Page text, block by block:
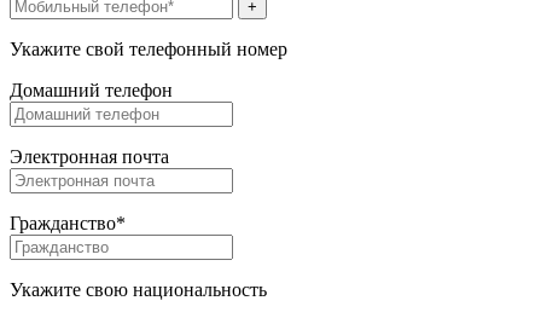
+
Укажите свой телефонный номер
Домашний телефон
Электронная почта
Гражданство*
Укажите свою национальность